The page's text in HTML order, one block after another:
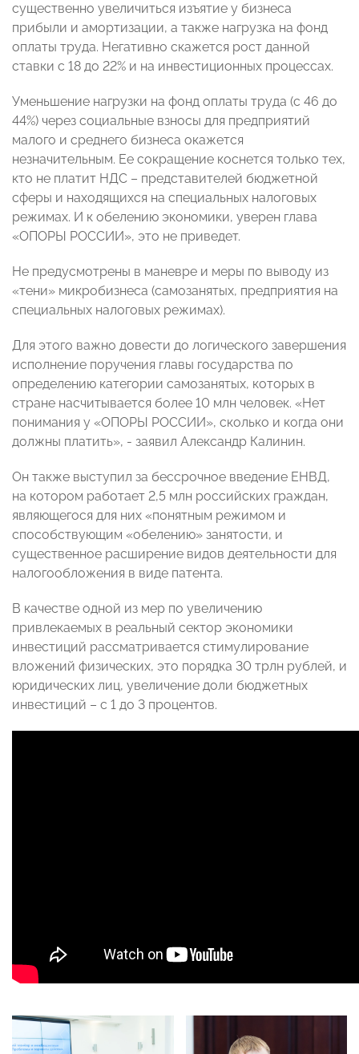
существенно увеличиться изъятие у бизнеса
прибыли и амортизации, а также нагрузка на фонд
оплаты труда. Негативно скажется рост данной
ставки с 18 до 22% и на инвестиционных процессах.
Уменьшение нагрузки на фонд оплаты труда (с 46 до
44%) через социальные взносы для предприятий
малого и среднего бизнеса окажется
незначительным. Ее сокращение коснется только тех,
кто не платит НДС – представителей бюджетной
сферы и находящихся на специальных налоговых
режимах. И к обелению экономики, уверен глава
«ОПОРЫ РОССИИ», это не приведет.
Не предусмотрены в маневре и меры по выводу из
«тени» микробизнеса (самозанятых, предприятия на
специальных налоговых режимах).
Для этого важно довести до логического завершения
исполнение поручения главы государства по
определению категории самозанятых, которых в
стране насчитывается более 10 млн человек. «Нет
понимания у «ОПОРЫ РОССИИ», сколько и когда они
должны платить», - заявил Александр Калинин.
Он также выступил за бессрочное введение ЕНВД,
на котором работает 2,5 млн российских граждан,
являющегося для них «понятным режимом и
способствующим «обелению» занятости, и
существенное расширение видов деятельности для
налогообложения в виде патента.
В качестве одной из мер по увеличению
привлекаемых в реальный сектор экономики
инвестиций рассматривается стимулирование
вложений физических, это порядка 30 трлн рублей, и
юридических лиц, увеличение доли бюджетных
инвестиций – с 1 до 3 процентов.